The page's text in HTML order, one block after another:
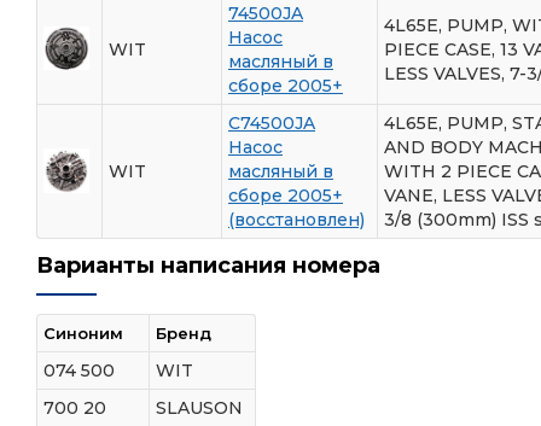
WIT
74500JA
Насос
масляный в
сборе 2005+
4L65E, PUMP,
PIECE CASE, 13
LESS VALVES, 7-
WIT
C74500JA
Насос
масляный в
сборе 2005+
(восстановлен)
4L65E, PUMP,
AND BODY
WITH 2 PIECE
VANE, LESS
3/8 (300mm) ISS
Варианты написания номера
Синоним Бренд
074 500
WIT
700 20
SLAUSON